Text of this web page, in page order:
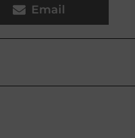
Email